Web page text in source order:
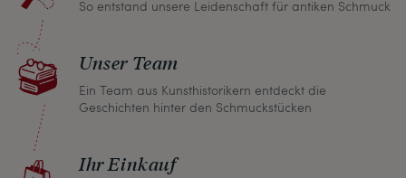
Sollten Sie aus irgendeinem Grund doch einmal
nicht zufrieden sein, nehmen Sie bitte mit uns
Kontakt auf und wir finden umgehend eine
gemeinsame Lösung. Unabhängig davon können
Sie innerhalb von einem Monat jeden Artikel
zurückgeben und wir erstatten Ihnen den vollen
Kaufpreis.
So entstand unsere Leidenschaft für antiken Schmuck
Unser Team
Ein Team aus Kunsthistorikern entdeckt die
Geschichten hinter den Schmuckstücken
Ihr Einkauf